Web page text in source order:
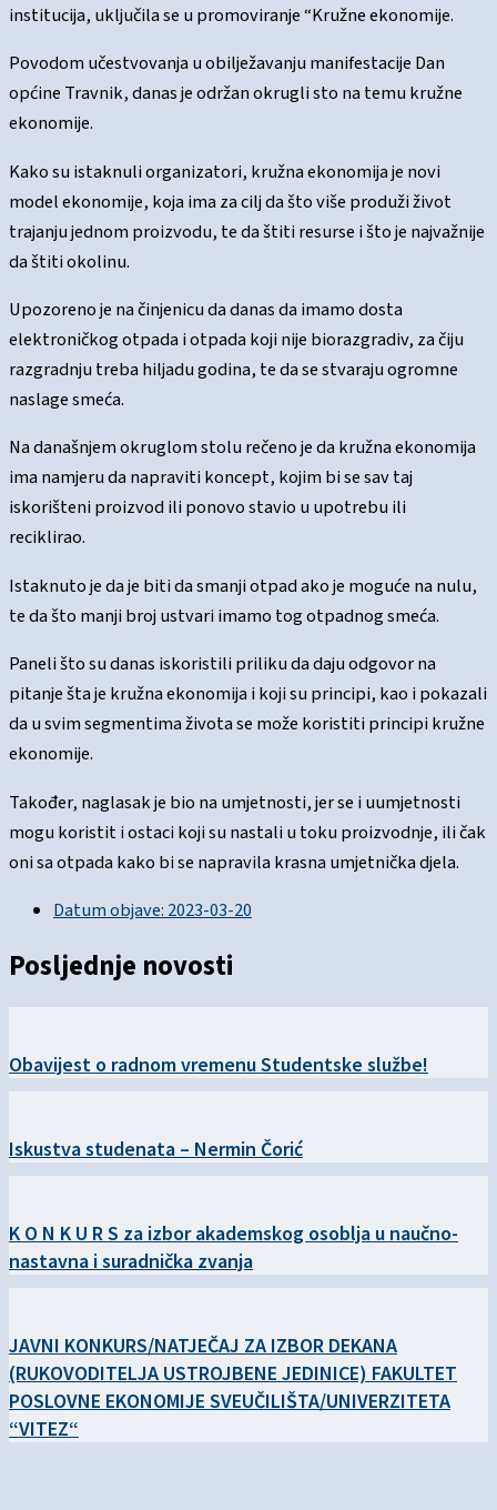
institucija, uključila se u promoviranje “Kružne ekonomije.
Povodom učestvovanja u obilježavanju manifestacije Dan
općine Travnik, danas je održan okrugli sto na temu kružne
ekonomije.
Kako su istaknuli organizatori, kružna ekonomija je novi
model ekonomije, koja ima za cilj da što više produži život
trajanju jednom proizvodu, te da štiti resurse i što je najvažnije
da štiti okolinu.
Upozoreno je na činjenicu da danas da imamo dosta
elektroničkog otpada i otpada koji nije biorazgradiv, za čiju
razgradnju treba hiljadu godina, te da se stvaraju ogromne
naslage smeća.
Na današnjem okruglom stolu rečeno je da kružna ekonomija
ima namjeru da napraviti koncept, kojim bi se sav taj
iskorišteni proizvod ili ponovo stavio u upotrebu ili
reciklirao.
Istaknuto je da je biti da smanji otpad ako je moguće na nulu,
te da što manji broj ustvari imamo tog otpadnog smeća.
Paneli što su danas iskoristili priliku da daju odgovor na
pitanje šta je kružna ekonomija i koji su principi, kao i pokazali
da u svim segmentima života se može koristiti principi kružne
ekonomije.
Također, naglasak je bio na umjetnosti, jer se i uumjetnosti
mogu koristit i ostaci koji su nastali u toku proizvodnje, ili čak
oni sa otpada kako bi se napravila krasna umjetnička djela.
Datum objave:2023-03-20
Posljednje novosti
Obavijest o radnom vremenu Studentske službe!
Iskustva studenata – Nermin Čorić
K O N K U R S za izbor akademskog osoblja u naučno-
nastavna i suradnička zvanja
JAVNI KONKURS/NATJEČAJ ZA IZBOR DEKANA
(RUKOVODITELJA USTROJBENE JEDINICE) FAKULTET
POSLOVNE EKONOMIJE SVEUČILIŠTA/UNIVERZITETA
“VITEZ“